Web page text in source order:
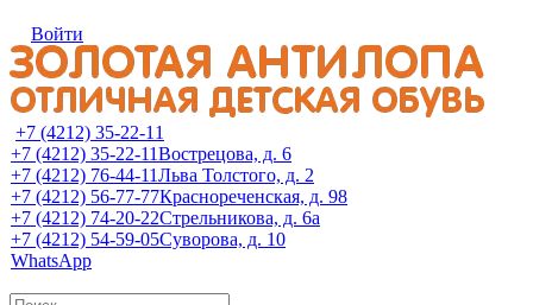
Войти
+7 (4212) 35-22-11
+7 (4212) 35-22-11Вострецова, д. 6
+7 (4212) 76-44-11Льва Толстого, д. 2
+7 (4212) 56-77-77Краснореченская, д. 98
+7 (4212) 74-20-22Стрельникова, д. 6а
+7 (4212) 54-59-05Суворова, д. 10
WhatsApp